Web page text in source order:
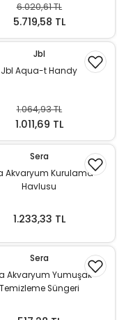
6.020,61 TL
5.719,58 TL
Jbl
Jbl Aqua-t Handy
1.064,93 TL
1.011,69 TL
Sera
Akvaryum Kurulama
Havlusu
1.233,33 TL
Sera
Akvaryum Yumuşak
Temizleme Süngeri